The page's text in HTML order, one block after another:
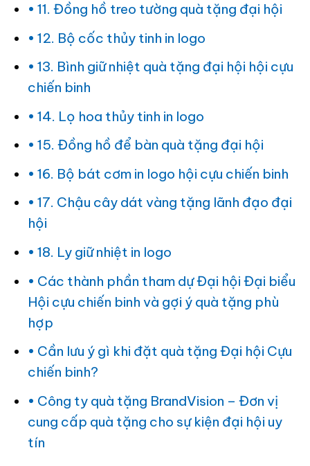
11. Đồng hồ treo tường quà tặng đại hội
12. Bộ cốc thủy tinh in logo
13. Bình giữ nhiệt quà tặng đại hội hội cựu
chiến binh
14. Lọ hoa thủy tinh in logo
15. Đồng hồ để bàn quà tặng đại hội
16. Bộ bát cơm in logo hội cựu chiến binh
17. Chậu cây dát vàng tặng lãnh đạo đại
hội
18. Ly giữ nhiệt in logo
Các thành phần tham dự Đại hội Đại biểu
Hội cựu chiến binh và gợi ý quà tặng phù
hợp
Cần lưu ý gì khi đặt quà tặng Đại hội Cựu
chiến binh?
Công ty quà tặng BrandVision – Đơn vị
cung cấp quà tặng cho sự kiện đại hội uy
tín